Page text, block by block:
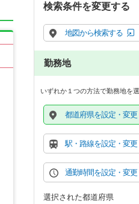
検索条件を変更する
地図から検索する
勤務地
いずれか１つの方法で勤務地を
都道府県を設定・変更
駅・路線を設定・変更
通勤時間を設定・変更
選択された都道府県